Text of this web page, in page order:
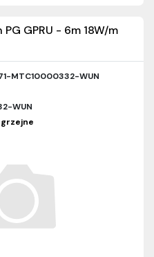
GPRU - 6m 18W/m
MTC10000332-WUN
WUN